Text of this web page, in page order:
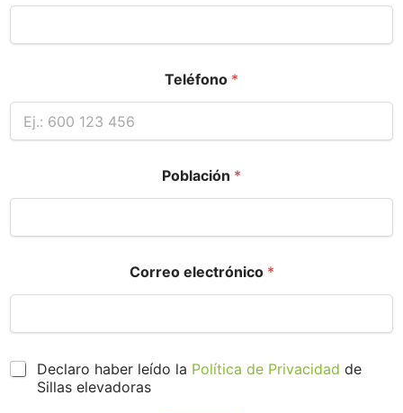
Teléfono *
Población *
Correo electrónico *
P
Declaro haber leído la Política de Privacidad de
Sillas elevadoras